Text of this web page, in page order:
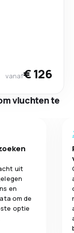
vanaf€ 126
vluchten te
uit
en
om de
optie